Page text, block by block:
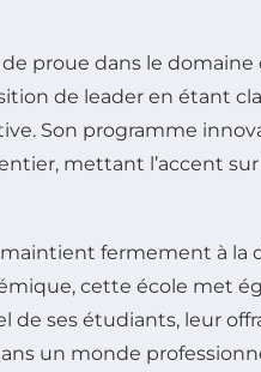
proue dans le domaine
de leader en étant
Son programme
mettant l’accent
fermement à la
cette école met
ses étudiants, leur
un monde